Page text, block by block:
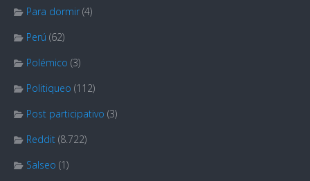
Para dormir (4)
Perú (62)
Polémico (3)
Politiqueo (112)
Post participativo (3)
Reddit (8.722)
Salseo (1)